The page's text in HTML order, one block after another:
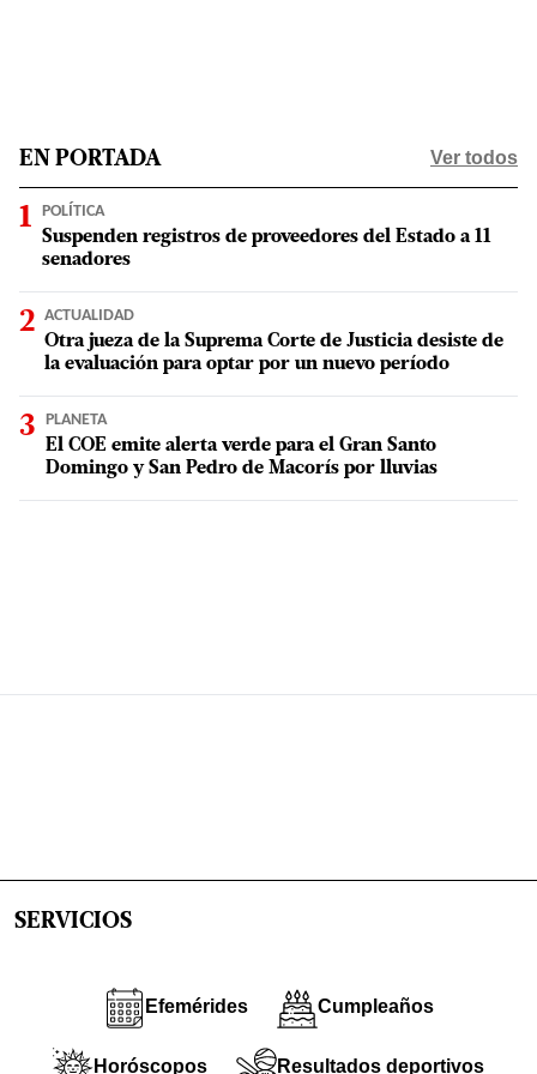
EN PORTADA Ver todos
POLÍTICA
Suspenden registros de proveedores del Estado a 11
senadores
ACTUALIDAD
Otra jueza de la Suprema Corte de Justicia desiste de
la evaluación para optar por un nuevo período
PLANETA
El COE emite alerta verde para el Gran Santo
Domingo y San Pedro de Macorís por lluvias
SERVICIOS
Efemérides Cumpleaños
Horóscopos Resultados deportivos